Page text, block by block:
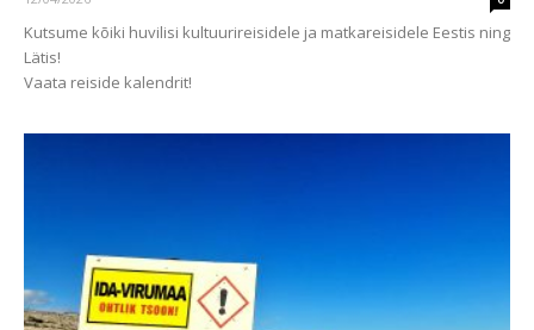
Kutsume kõiki huvilisi kultuurireisidele ja matkareisidele Eestis ning
Lätis!
Vaata reiside kalendrit!